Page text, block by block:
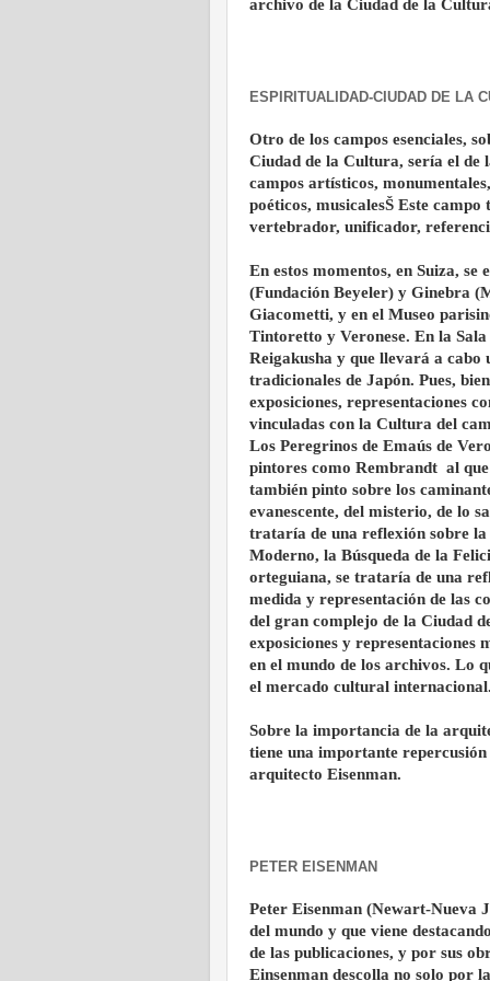
archivo de la Ciudad de la
ESPIRITUALIDAD-CIUDAD DE LA
Otro de los campos esenciales,
Ciudad de la Cultura, sería el de
campos artísticos,
poéticos, musicalesŠ Este
vertebrador, unificador,
En estos momentos, en Suiza, se
(Fundación Beyeler) y Ginebra
Giacometti, y en el Museo
Tintoretto y Veronese. En la
Reigakusha y que llevará a cabo
tradicionales de Japón. Pues,
exposiciones, representaciones
vinculadas con la Cultura del
Los Peregrinos de Emaús de
pintores como Rembrandt ­ al
también pinto sobre los
evanescente, del misterio, de lo
trataría de una reflexión sobre
Moderno, la Búsqueda de la
orteguiana, se trataría de una
medida y representación de las
del gran complejo de la Ciudad
exposiciones y representaciones
en el mundo de los archivos. Lo
el mercado cultural
Sobre la importancia de la
tiene una importante
arquitecto Eisenman.
PETER EISENMAN
Peter Eisenman (Newart-Nueva
del mundo y que viene
de las publicaciones, y por sus
Einsenman descolla no solo por